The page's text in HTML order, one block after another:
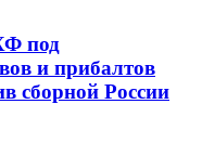
под
и прибалтов
сборной России